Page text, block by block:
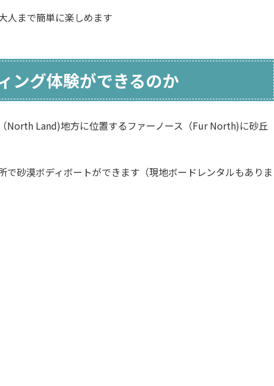
人まで簡単に楽しめます
ング体験ができるのか
North Land)地方に位置するファーノース（Fur North)に砂丘
で砂漠ボディボートができます（現地ボードレンタルもありま